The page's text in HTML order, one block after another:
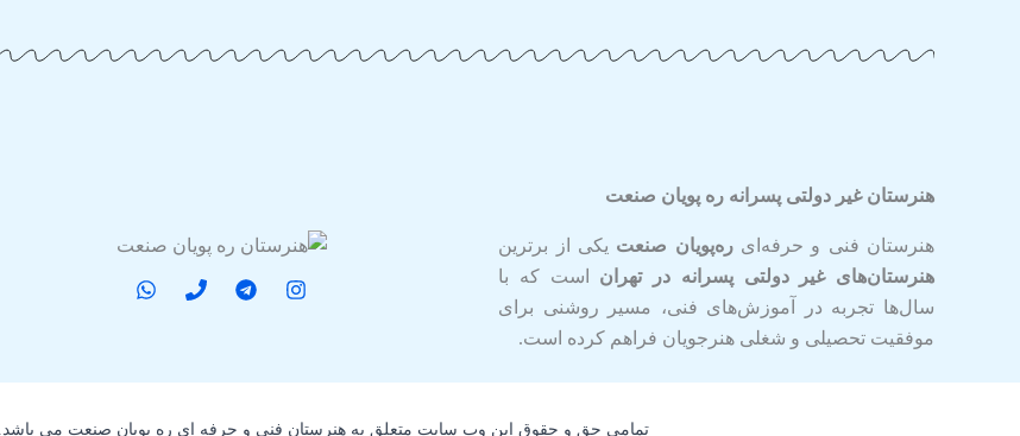
هنرستان غیر دولتی پسرانه ره پویان صنعت
هنرستان فنی و حرفه‌ایره‌پویان صنعت یکی از برترین
هنرستان‌های غیر دولتی پسرانه در تهران است که با
سال‌ها تجربه در آموزش‌های فنی، مسیر روشنی برای
موفقیت تحصیلی و شغلی هنرجویان فراهم کرده است.
تمامی حق و حقوق این وب سایت متعلق به هنرستان فنی و حرفه ای ره پویان صنعت می باشد.